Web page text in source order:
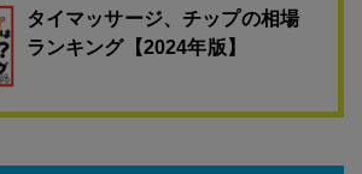
タイマッサージ、チップの相場
ランキング【2024年版】